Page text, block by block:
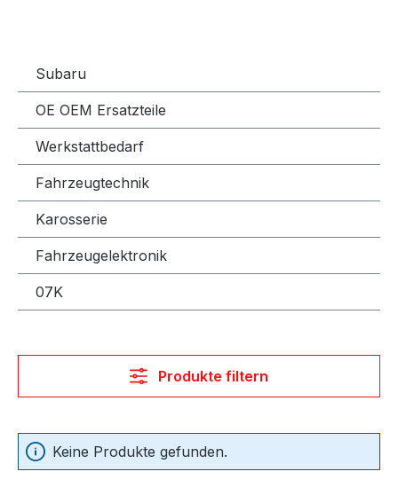
Subaru
OE OEM Ersatzteile
Werkstattbedarf
Fahrzeugtechnik
Karosserie
Fahrzeugelektronik
07K
Produkte filtern
Keine Produkte gefunden.